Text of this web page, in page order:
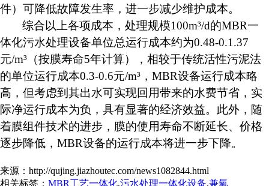
件）可降低故障发生率，进一步减少维护成本。
综合以上各项成本，处理规模100m³/d的MBR一
体化污水处理设备单位总运行成本约为0.48-0.1.37
元/m³（按膜寿命5年计算）， 相较于传统活性污泥法
的单位运行成本0.3-0.6元/m³ ， MBR设备运行成本略
高，但考虑到其出水可实现回用带来的水费节省，实
际净运行成本为负，具有显著的经济效益。此外，随
着膜组件技术的进步，膜的使用寿命不断延长、价格
逐步降低，MBR设备的运行成本将进一步下降。
来源：http://qujing.jiazhoutec.com/news1082844.html
相关标签： MBR工艺一体化,污水处理一体化设备,兼氧